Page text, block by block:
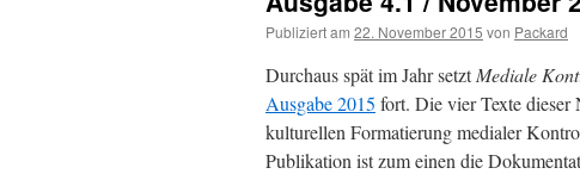
Publiziert am 22. November 2015 von Packard
Durchaus spät im Jahr setztMediale
Ausgabe 2015 fort. Die vier Texte dieser
kulturellen Formatierung medialer
Publikation ist zum einen die